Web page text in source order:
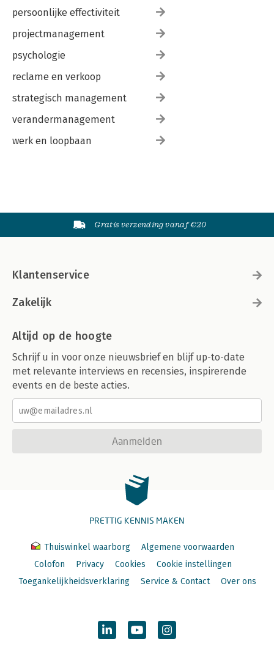
persoonlijke effectiviteit
projectmanagement
psychologie
reclame en verkoop
strategisch management
verandermanagement
werk en loopbaan
Gratis verzending vanaf €20
Klantenservice
Zakelijk
Altijd op de hoogte
Schrijf u in voor onze nieuwsbrief en blijf up-to-date
met relevante interviews en recensies, inspirerende
events en de beste acties.
Aanmelden
PRETTIG KENNIS MAKEN
Thuiswinkel waarborg
Algemene voorwaarden
Colofon
Privacy Cookies
Cookie instellingen
Toegankelijkheidsverklaring
Service & Contact Over ons